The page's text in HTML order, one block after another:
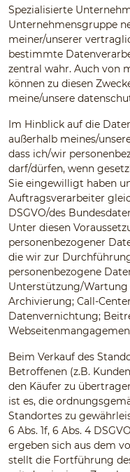
Spezialisierte
Unternehmensgruppe
meiner/unserer
bestimmte
zentral wahr. Auch von
können zu diesen
meine/unsere
Im Hinblick auf die
außerhalb meines/
dass ich/wir
darf/dürfen, wenn
Sie eingewilligt haben
Auftragsverarbeiter
DSGVO/des
Unter diesen
personenbezogener
die wir zur
personenbezogene
Unterstützung/Wartung
Archivierung; Call-
Datenvernichtung;
Beim Verkauf des
Betroffenen (z.B.
den Käufer zu
ist es, die
Standortes zu
6 Abs. 1f, 6 Abs. 4
ergeben sich aus dem
stellt die Fortführung